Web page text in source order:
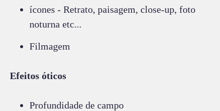
ícones - Retrato, paisagem, close-up, foto
noturna etc...
Filmagem
Efeitos óticos
Profundidade de campo